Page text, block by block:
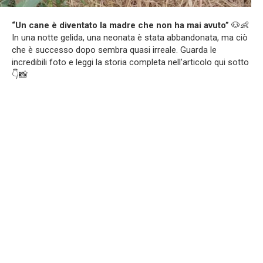
“Un cane è diventato la madre che non ha mai avuto” 🐶👶
In una notte gelida, una neonata è stata abbandonata, ma ciò
che è successo dopo sembra quasi irreale. Guarda le
incredibili foto e leggi la storia completa nell’articolo qui sotto
👇📸